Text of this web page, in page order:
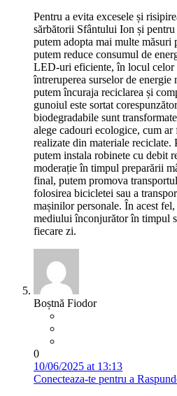
Pentru a evita excesele și
sărbătorii Sfântului Ion și
putem adopta mai multe măsuri
putem reduce consumul de
LED-uri eficiente, în locul celor
întreruperea surselor de energie
putem încuraja reciclarea și
gunoiul este sortat
biodegradabile sunt
alege cadouri ecologice, cum
realizate din materiale reciclate.
putem instala robinete cu debit
moderație în timpul preparării
final, putem promova
folosirea bicicletei sau a
mașinilor personale. În acest
mediului înconjurător în timpul
fiecare zi.
Boștnă Fiodor
0
10/06/2025 at 13:13
Conecteaza-te pentru a